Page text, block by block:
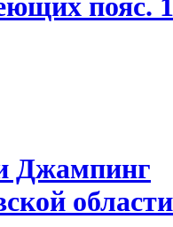
пояс.
Джампинг